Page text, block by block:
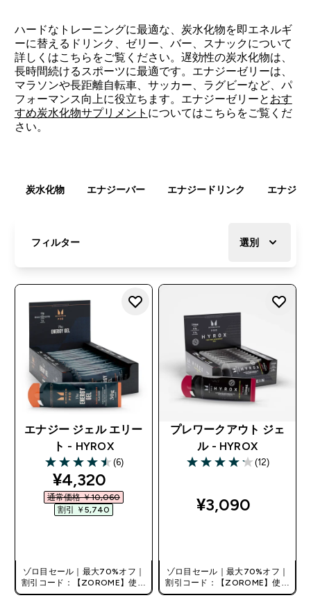
ハードなトレーニングに最適な、炭水化物を即エネルギ
ーに替えるドリンク、ゼリー、バー、スナックについて
詳しくはこちらをご覧ください。遅効性の炭水化物は、
長時間続けるスポーツに最適です。エナジーゼリーは、
マラソンや長距離自転車、サッカー、ラグビーなど、パ
フォーマンス向上に役立ちます。エナジーゼリーと おす
すめ炭水化物サプリメント についてはこちらをご覧くだ
さい。
炭水化物 エナジーバー エナジードリンク エナジー
フィルター 選別
エナジー ジェル エリー
ト - HYROX
4.5 out of 5 stars
(6)
discounted price
¥4,320‎
通常価格 ￥10,060‎
割引 ￥5,740‎
ゾロ目セール｜最大70%オフ｜
割引コード：【ZOROME】使用
で追加10%オフ！
プレワークアウト ジェ
ル - HYROX
4.17 out of 5 stars
(12)
¥3,090‎
ゾロ目セール｜最大70%オフ｜
割引コード：【ZOROME】使用
で追加10%オフ！